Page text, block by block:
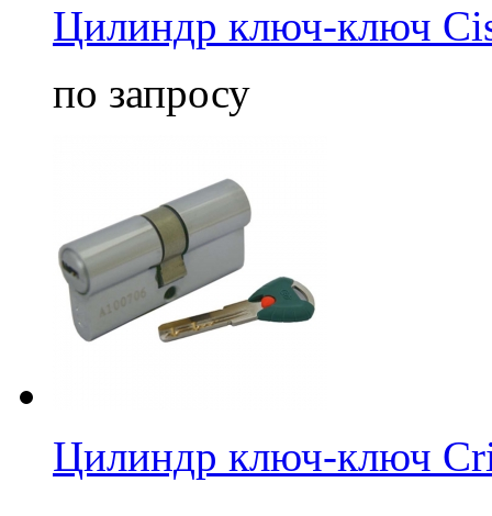
Цилиндр ключ-ключ
по запросу
Цилиндр ключ-ключ